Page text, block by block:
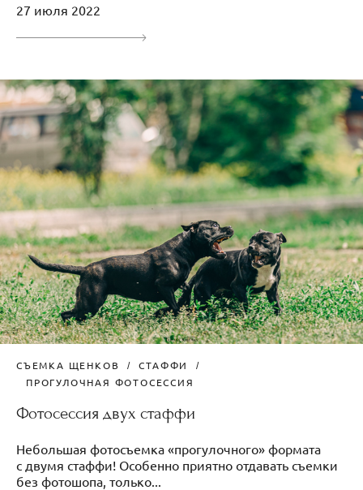
27 июля 2022
СЪЕМКА ЩЕНКОВ
СТАФФИ
ПРОГУЛОЧНАЯ ФОТОСЕССИЯ
Фотосессия двух стаффи
Небольшая фотосъемка «прогулочного» формата
с двумя стаффи! Особенно приятно отдавать съемки
без фотошопа, только...